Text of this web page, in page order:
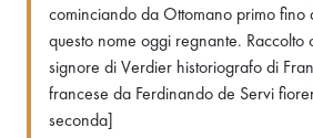
cominciando da Ottomano primo
questo nome oggi regnante.
signore di Verdier historiografo di
francese da Ferdinando de Servi
seconda]